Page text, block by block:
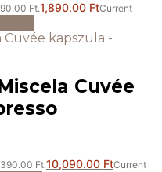
Ft.1,890.00 FtCurrent
Cuvée
Ft.10,090.00 FtCurrent